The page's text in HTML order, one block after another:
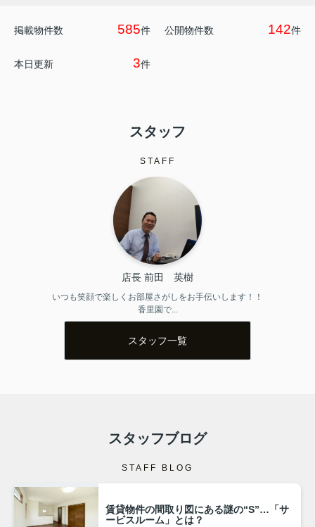
掲載物件数 585件 公開物件数 142件
本日更新 3件
スタッフ
STAFF
店長 前田　英樹
いつも笑顔で楽しくお部屋さがしをお手伝いします！！
香里園で...
スタッフ一覧
スタッフブログ
STAFF BLOG
賃貸物件の間取り図にある謎の“S”…「サ
ービスルーム」とは？